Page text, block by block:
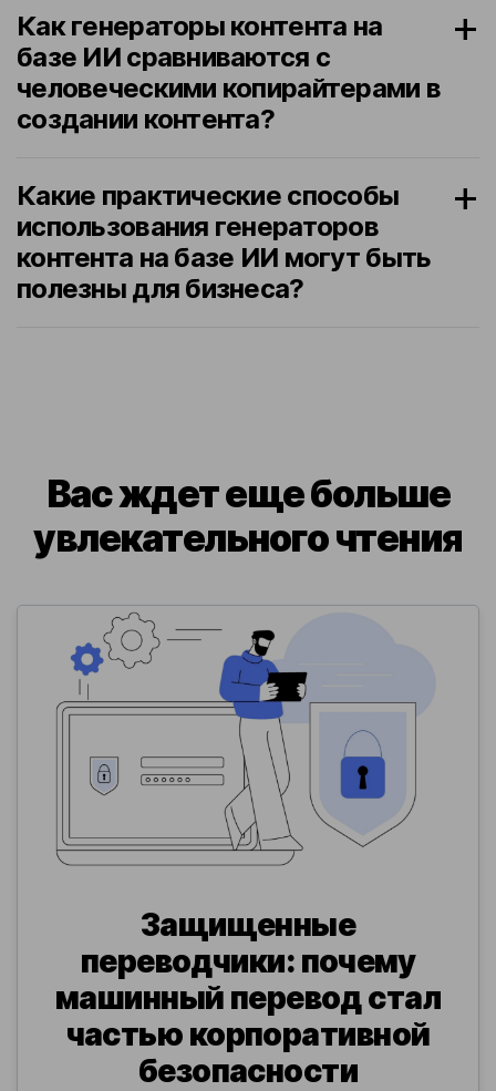
Как генераторы контента на
базе ИИ сравниваются с
человеческими копирайтерами в
создании контента?
Какие практические способы
использования генераторов
контента на базе ИИ могут быть
полезны для бизнеса?
Вас ждет еще больше
увлекательного чтения
Защищенные
переводчики: почему
машинный перевод стал
частью корпоративной
безопасности